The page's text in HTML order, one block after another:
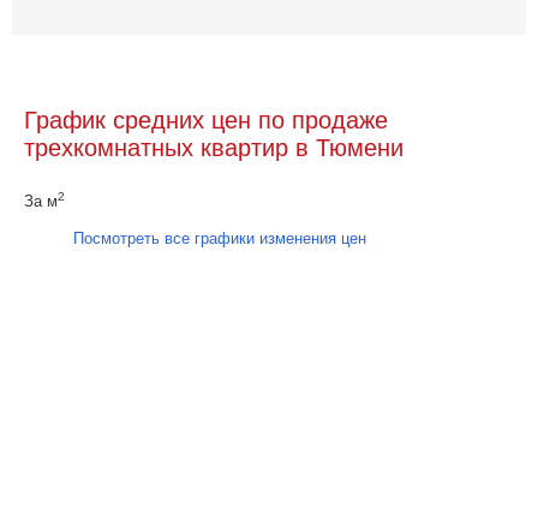
График средних цен по продаже
трехкомнатных квартир в Тюмени
За м2
Посмотреть все графики изменения цен